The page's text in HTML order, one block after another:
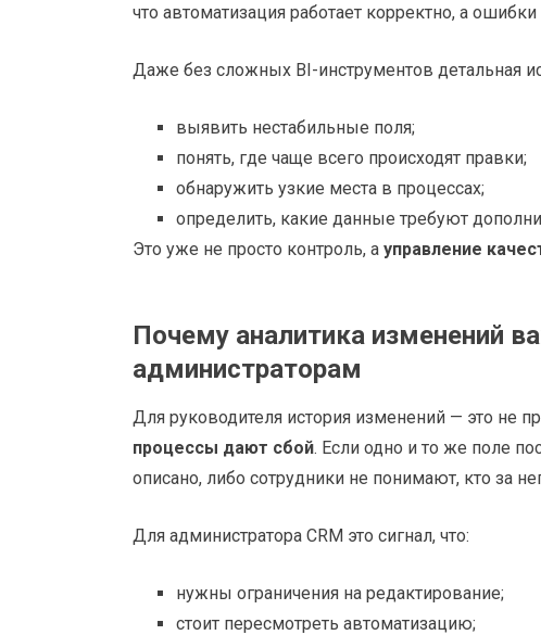
что автоматизация работает корректно, а
Даже без сложных BI-инструментов детальная
выявить нестабильные поля;
понять, где чаще всего происходят правки;
обнаружить узкие места в процессах;
определить, какие данные требуют
Это уже не просто контроль, а управление
Почему аналитика изменений
администраторам
Для руководителя история изменений — это не
процессы дают сбой. Если одно и то же поле
описано, либо сотрудники не понимают, кто за
Для администратора CRM это сигнал, что:
нужны ограничения на редактирование;
стоит пересмотреть автоматизацию;